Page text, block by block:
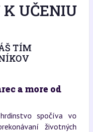
UČENIU
TÍM
a more od
spočíva vo
životných